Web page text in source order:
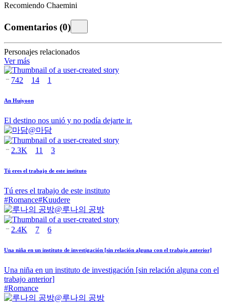
Recomiendo Chaemini
Comentarios (0)
Personajes relacionados
Ver más
742 14 1
An Huiyoon
El destino nos unió y no podía dejarte ir.
@마담
2.3K 11 3
Tú eres el trabajo de este instituto
Tú eres el trabajo de este instituto
#Romance#Kuudere
@루나의 공방
2.4K 7 6
Una niña en un instituto de investigación [sin relación alguna con el trabajo anterior]
Una niña en un instituto de investigación [sin relación alguna con el
trabajo anterior]
#Romance
@루나의 공방